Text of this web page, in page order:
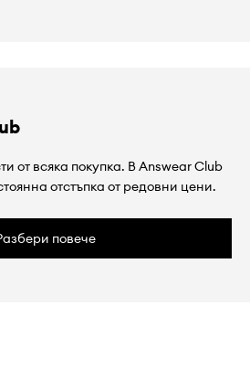
от всяка покупка. В Answear Club
отстъпка от редовни цени.
повече